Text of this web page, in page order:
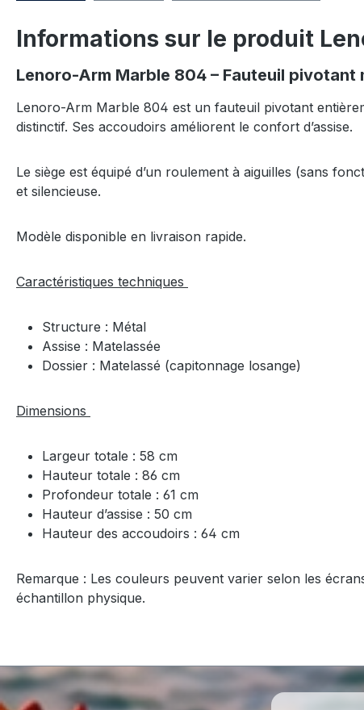
Informations sur le produit
Lenoro-Arm Marble 804 – Fauteuil
Lenoro-Arm Marble 804 est un fauteuil pivotant
distinctif. Ses accoudoirs améliorent le confort d’assise.
Le siège est équipé d’un roulement à aiguilles (sans
et silencieuse.
Modèle disponible en livraison rapide.
Caractéristiques techniques
Structure : Métal
Assise : Matelassée
Dossier : Matelassé (capitonnage losange)
Dimensions
Largeur totale : 58 cm
Hauteur totale : 86 cm
Profondeur totale : 61 cm
Hauteur d’assise : 50 cm
Hauteur des accoudoirs : 64 cm
Remarque : Les couleurs peuvent varier selon les
échantillon physique.